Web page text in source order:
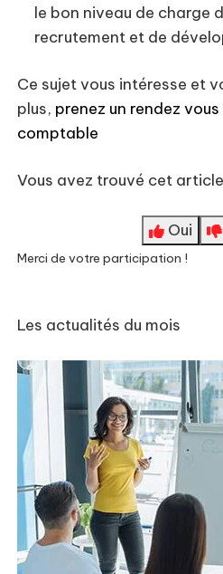
le bon niveau de charge
recrutement et de
Ce sujet vous intéresse et
plus, prenez un rendez
comptable
Vous avez trouvé cet
Oui
Merci de votre participation !
Les actualités du mois